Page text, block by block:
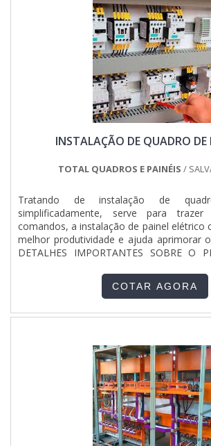
INSTALAÇÃO DE QUADRO DE
TOTAL QUADROS E PAINÉIS /
Tratando de instalação de
simplificadamente, serve para
comandos, a instalação de painel elétrico
melhor produtividade e ajuda aprimorar
DETALHES IMPORTANTES SOBRE O
as máquinas de uma empresa ou
alimentadas corretamente com energia
COTAR AGORA